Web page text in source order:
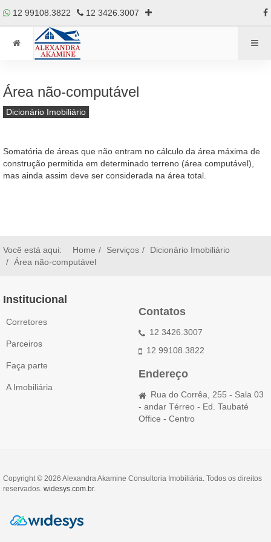
12 99108.3822 12 3426.3007
Área não-computável
Dicionário Imobiliário
Somatória de áreas que não entram no cálculo da área máxima de
construção permitida em determinado terreno (área computável),
mas ainda assim deve ser considerada na área total.
Você está aqui: Home Serviços
Dicionário Imobiliário
Área não-computável
Institucional
Corretores
Parceiros
Faça parte
A Imobiliária
Contatos
12 3426.3007
12 99108.3822
Endereço
Rua do Corrêa, 255 - Sala 03
- andar Térreo - Ed. Taubaté
Office - Centro
Copyright © 2026 Alexandra Akamine Consultoria Imobiliária. Todos os direitos
reservados. widesys.com.br.